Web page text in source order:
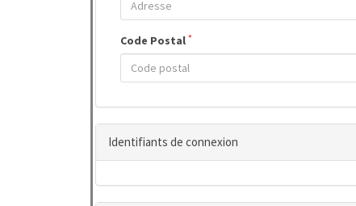
Code Postal *
Identifiants de connexion